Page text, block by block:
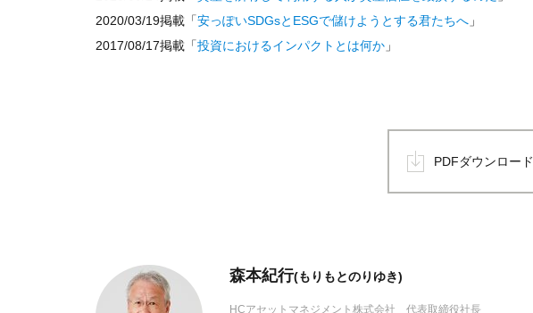
2020/03/19掲載「安っぽいSDGsとESGで儲けようとする君たちへ 」
2017/08/17掲載「投資におけるインパクトとは何か 」
PDFダウンロード
森本紀行(もりもとのりゆき)
HCアセットマネジメント株式会社 代表取締役社長